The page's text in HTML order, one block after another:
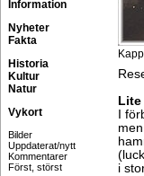
Information
Nyheter
Fakta
Historia
Kultur
Natur
Vykort
Bilder
Uppdaterat/nytt
Kommentarer
Först, störst
I
i